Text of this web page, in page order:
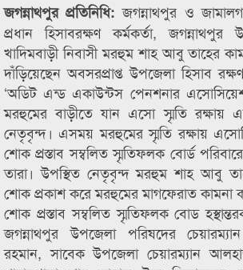
জগন্নাথপুর প্রতিনিধি: জগন্নাথপুর ও
প্রধান হিসাবরক্ষণ কর্মকর্তা, জগন্নাথপুর
খাদিমবাড়ী নিবাসী মরহুম শাহ আবু তাহের
দাঁড়িয়েছেন অবসরপ্রাপ্ত উপজেলা হিসাব
‘অডিট এন্ড একাউন্টস পেনশনার
মরহুমের বাড়ীতে যান এসো স্মৃতি রক্ষায়
নেতৃবৃন্দ। এসময় মরহুমের স্মৃতি রক্ষায়
শোক প্রস্তাব সম্বলিত স্মৃতিফলক বোর্ড
তারা। উপস্থিত নেতৃবৃন্দ মরহুম শাহ আবু
শোক প্রকাশ করে মরহুমের মাগফেরাত কামনা
শোক প্রস্তাব সম্বলিত স্মৃতিফলক বোড
জগন্নাথপুর উপজেলা পরিষদের
রহমান, সাবেক উপজেলা চেয়ারম্যান